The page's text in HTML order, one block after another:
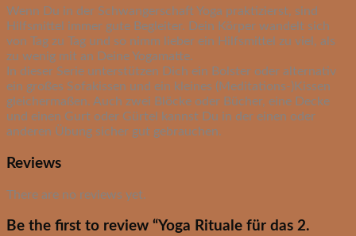
Wenn Du in der Schwangerschaft Yoga praktizierst, sind
Hilfsmittel immer gute Begleiter. Dein Körper wandelt sich
von Tag zu Tag und so nimm lieber ein Hilfsmittel zu viel, als
zu wenig mit an Deine Yogamatte.
In dieser Serie unterstützen Dich ein Bolster oder alternativ
ein großes Sofakissen und ein kleines (Meditations-)Kissen
gleichermaßen. Auch zwei Blöcke oder Bücher, eine Decke
und einen Gurt oder Gürtel kannst Du in der einen oder
anderen Übung sicher gut gebrauchen.
Reviews
There are no reviews yet.
Be the first to review “Yoga Rituale für das 2.